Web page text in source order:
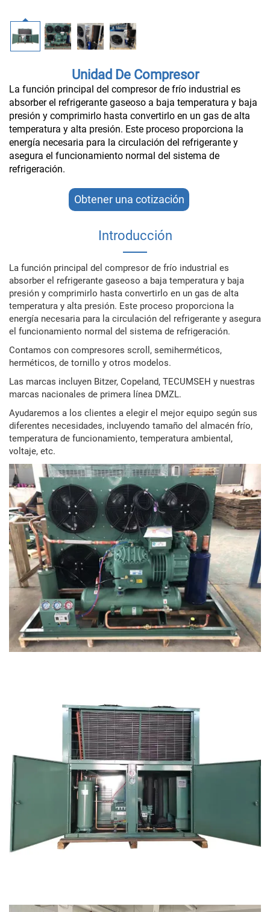
Unidad De Compresor
La función principal del compresor de frío industrial es
absorber el refrigerante gaseoso a baja temperatura y baja
presión y comprimirlo hasta convertirlo en un gas de alta
temperatura y alta presión. Este proceso proporciona la
energía necesaria para la circulación del refrigerante y
asegura el funcionamiento normal del sistema de
refrigeración.
Obtener una cotización
Introducción
La función principal del compresor de frío industrial es
absorber el refrigerante gaseoso a baja temperatura y baja
presión y comprimirlo hasta convertirlo en un gas de alta
temperatura y alta presión. Este proceso proporciona la
energía necesaria para la circulación del refrigerante y asegura
el funcionamiento normal del sistema de refrigeración.
Contamos con compresores scroll, semiherméticos,
herméticos, de tornillo y otros modelos.
Las marcas incluyen Bitzer, Copeland, TECUMSEH y nuestras
marcas nacionales de primera línea DMZL.
Ayudaremos a los clientes a elegir el mejor equipo según sus
diferentes necesidades, incluyendo tamaño del almacén frío,
temperatura de funcionamiento, temperatura ambiental,
voltaje, etc.